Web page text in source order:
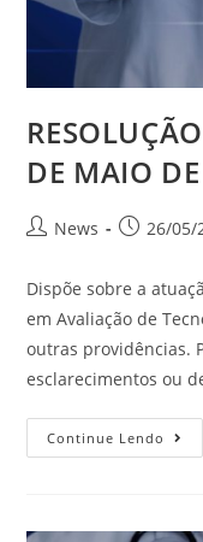
DE MAIO
News 26/05/
Dispõe sobre a
em Avaliação de
outras providências.
esclarecimentos ou
Continue Lendo